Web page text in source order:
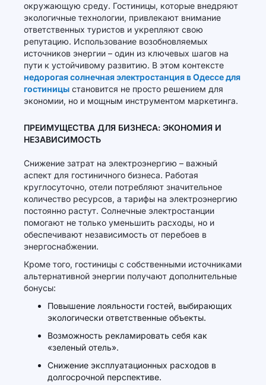
окружающую среду. Гостиницы, которые внедряют
экологичные технологии, привлекают внимание
ответственных туристов и укрепляют свою
репутацию. Использование возобновляемых
источников энергии – один из ключевых шагов на
пути к устойчивому развитию. В этом контексте
недорогая солнечная электростанция в Одессе для
гостиницы становится не просто решением для
экономии, но и мощным инструментом маркетинга.
ПРЕИМУЩЕСТВА ДЛЯ БИЗНЕСА: ЭКОНОМИЯ И
НЕЗАВИСИМОСТЬ
Снижение затрат на электроэнергию – важный
аспект для гостиничного бизнеса. Работая
круглосуточно, отели потребляют значительное
количество ресурсов, а тарифы на электроэнергию
постоянно растут. Солнечные электростанции
помогают не только уменьшить расходы, но и
обеспечивают независимость от перебоев в
энергоснабжении.
Кроме того, гостиницы с собственными источниками
альтернативной энергии получают дополнительные
бонусы:
Повышение лояльности гостей, выбирающих
экологически ответственные объекты.
Возможность рекламировать себя как
«зеленый отель».
Снижение эксплуатационных расходов в
долгосрочной перспективе.